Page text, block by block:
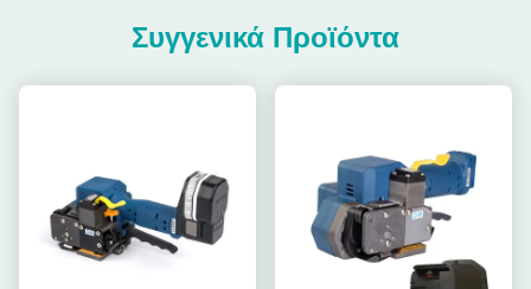
Συγγενικά Προϊόντα